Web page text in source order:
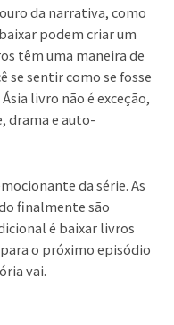
da narrativa, como
podem criar um
têm uma maneira de
se sentir como se fosse
livro não é exceção,
drama e auto-
da série. As
finalmente são
é baixar livros
o próximo episódio
vai.